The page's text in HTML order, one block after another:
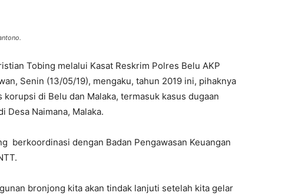
Tobing melalui Kasat Reskrim Polres Belu AKP
Senin (13/05/19), mengaku, tahun 2019 ini, pihaknya
di Belu dan Malaka, termasuk kasus dugaan
Desa Naimana, Malaka.
berkoordinasi dengan Badan Pengawasan Keuangan
bronjong kita akan tindak lanjuti setelah kita gelar